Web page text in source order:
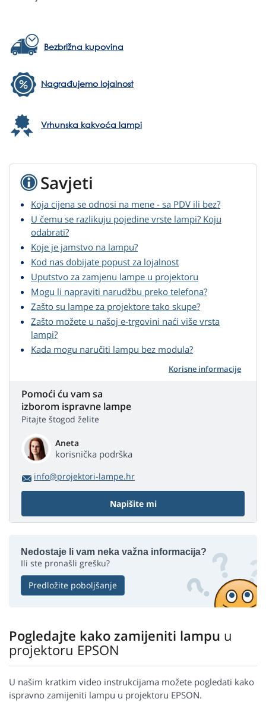
Bezbrižna kupovina
Nagrađujemo lojalnost
Vrhunska kakvoća lampi
Savjeti
Koja cijena se odnosi na mene - sa PDV ili bez?
U čemu se razlikuju pojedine vrste lampi? Koju
odabrati?
Koje je jamstvo na lampu?
Kod nas dobijate popust za lojalnost
Uputstvo za zamjenu lampe u projektoru
Mogu li napraviti narudžbu preko telefona?
Zašto su lampe za projektore tako skupe?
Zašto možete u našoj e-trgovini naći više vrsta
lampi?
Kada mogu naručiti lampu bez modula?
Korisne informacije
Pomoći ću vam sa
izborom ispravne lampe
Pitajte štogod želite
Aneta
korisnička podrška
info@projektori-lampe.hr
Napišite mi
Nedostaje li vam neka važna informacija?
Ili ste pronašli grešku?
Predložite poboljšanje
Pogledajte kako zamijeniti lampu u
projektoru EPSON
U našim kratkim video instrukcijama možete pogledati kako
ispravno zamijeniti lampu u projektoru EPSON.